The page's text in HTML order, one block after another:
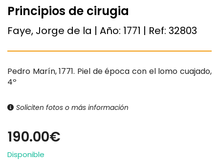
Principios de cirugia
Faye, Jorge de la | Año: 1771 | Ref: 32803
Pedro Marín, 1771. Piel de época con el lomo cuajado,
4º
Soliciten fotos o más información
190.00€
Disponible